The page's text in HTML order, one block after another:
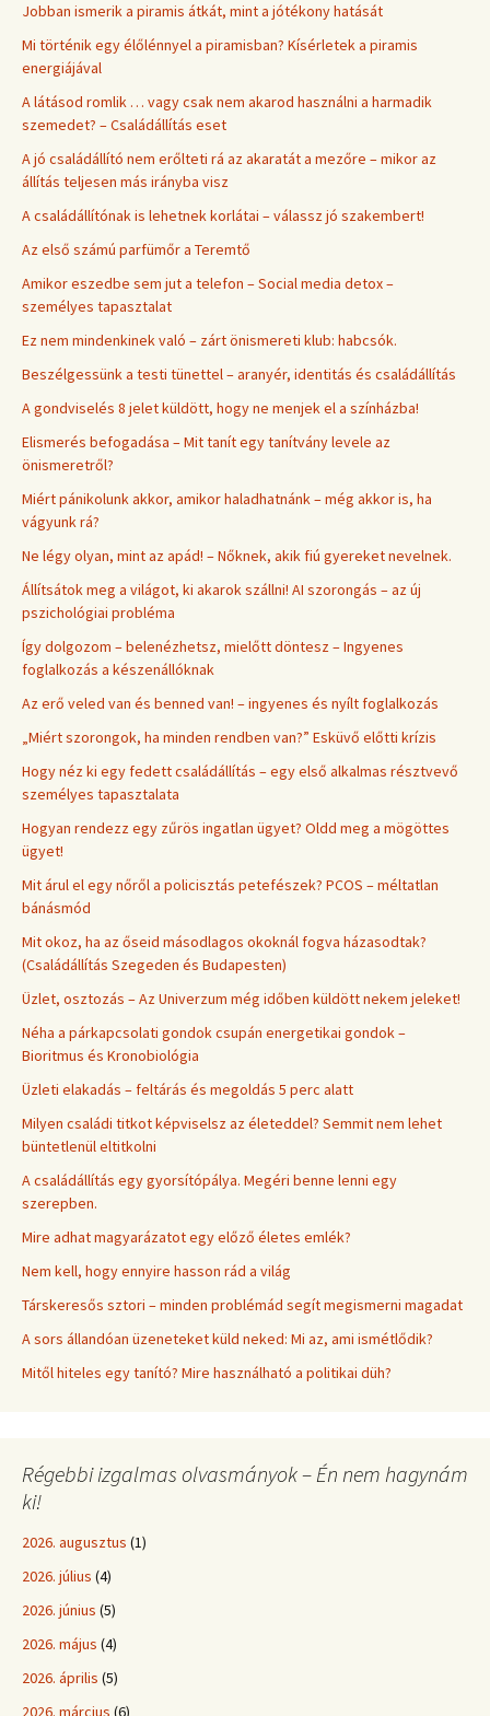
Jobban ismerik a piramis átkát, mint a jótékony hatását
Mi történik egy élőlénnyel a piramisban? Kísérletek a piramis
energiájával
A látásod romlik … vagy csak nem akarod használni a harmadik
szemedet? – Családállítás eset
A jó családállító nem erőlteti rá az akaratát a mezőre – mikor az
állítás teljesen más irányba visz
A családállítónak is lehetnek korlátai – válassz jó szakembert!
Az első számú parfümőr a Teremtő
Amikor eszedbe sem jut a telefon – Social media detox –
személyes tapasztalat
Ez nem mindenkinek való – zárt önismereti klub: habcsók.
Beszélgessünk a testi tünettel – aranyér, identitás és családállítás
A gondviselés 8 jelet küldött, hogy ne menjek el a színházba!
Elismerés befogadása – Mit tanít egy tanítvány levele az
önismeretről?
Miért pánikolunk akkor, amikor haladhatnánk – még akkor is, ha
vágyunk rá?
Ne légy olyan, mint az apád! – Nőknek, akik fiú gyereket nevelnek.
Állítsátok meg a világot, ki akarok szállni! AI szorongás – az új
pszichológiai probléma
Így dolgozom – belenézhetsz, mielőtt döntesz – Ingyenes
foglalkozás a készenállóknak
Az erő veled van és benned van! – ingyenes és nyílt foglalkozás
„Miért szorongok, ha minden rendben van?” Esküvő előtti krízis
Hogy néz ki egy fedett családállítás – egy első alkalmas résztvevő
személyes tapasztalata
Hogyan rendezz egy zűrös ingatlan ügyet? Oldd meg a mögöttes
ügyet!
Mit árul el egy nőről a policisztás petefészek? PCOS – méltatlan
bánásmód
Mit okoz, ha az őseid másodlagos okoknál fogva házasodtak?
(Családállítás Szegeden és Budapesten)
Üzlet, osztozás – Az Univerzum még időben küldött nekem jeleket!
Néha a párkapcsolati gondok csupán energetikai gondok –
Bioritmus és Kronobiológia
Üzleti elakadás – feltárás és megoldás 5 perc alatt
Milyen családi titkot képviselsz az életeddel? Semmit nem lehet
büntetlenül eltitkolni
A családállítás egy gyorsítópálya. Megéri benne lenni egy
szerepben.
Mire adhat magyarázatot egy előző életes emlék?
Nem kell, hogy ennyire hasson rád a világ
Társkeresős sztori – minden problémád segít megismerni magadat
A sors állandóan üzeneteket küld neked: Mi az, ami ismétlődik?
Mitől hiteles egy tanító? Mire használható a politikai düh?
Régebbi izgalmas olvasmányok – Én nem hagynám
ki!
2026. augusztus (1)
2026. július (4)
2026. június (5)
2026. május (4)
2026. április (5)
2026. március (6)